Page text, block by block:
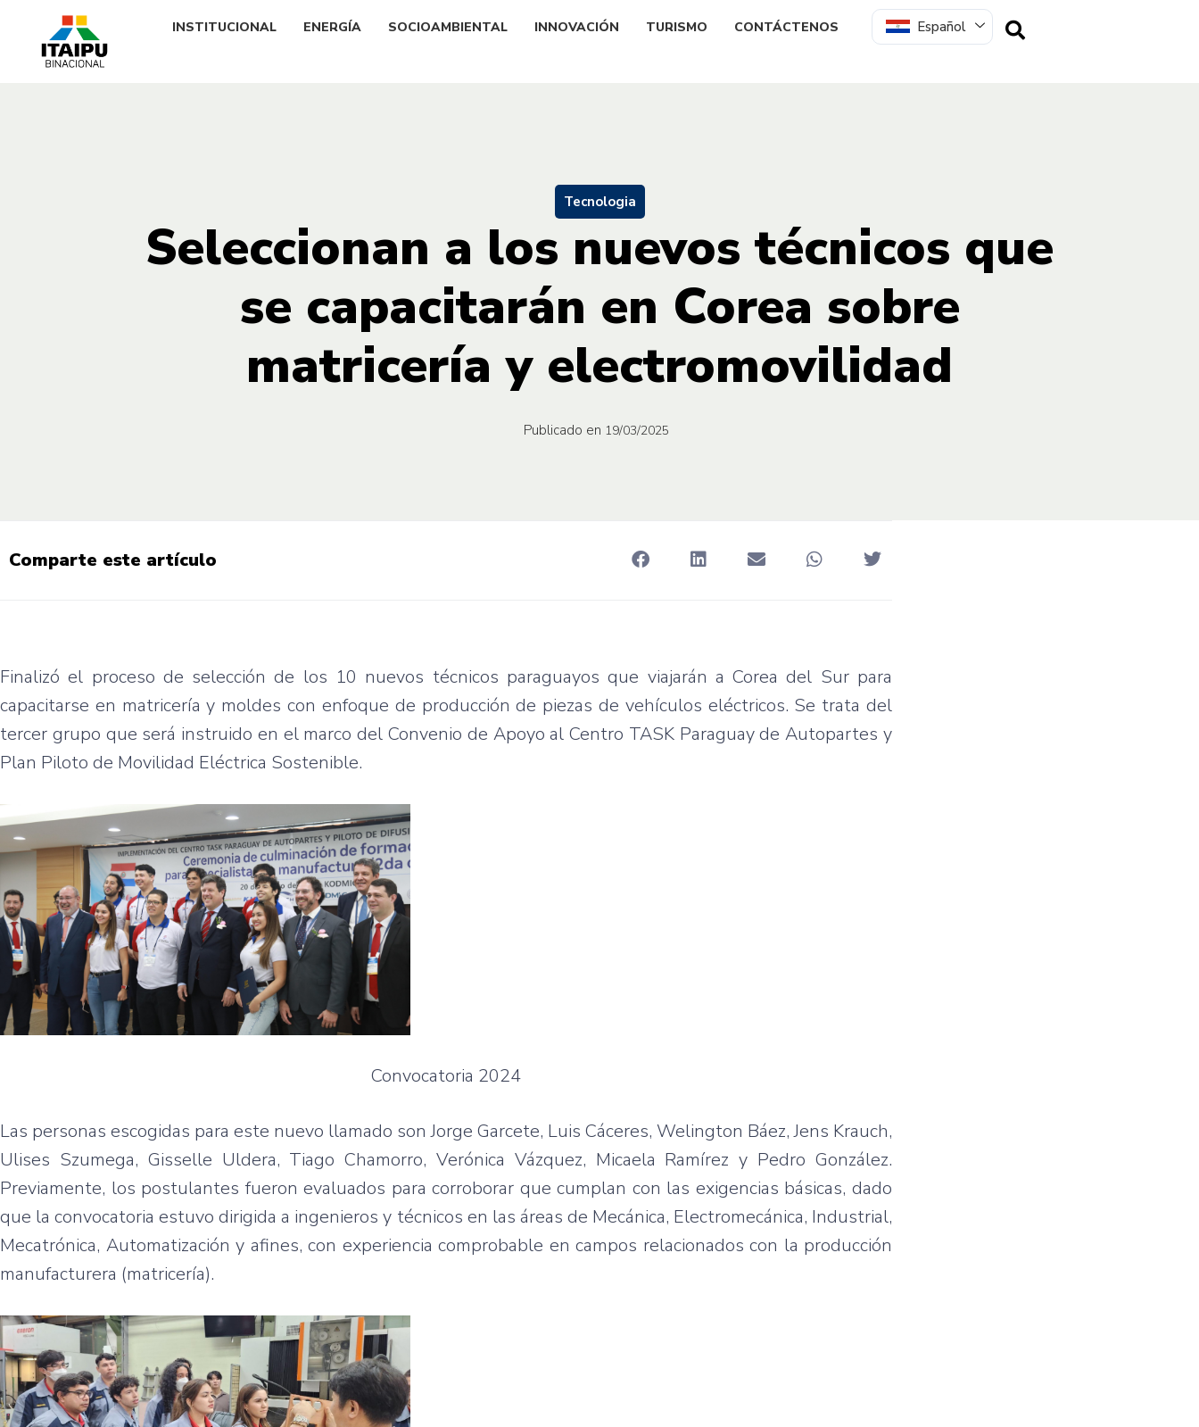
INSTITUCIONAL ENERGÍA SOCIOAMBIENTAL INNOVACIÓN TURISMO CONTÁCTENOS Español
Tecnologia
Seleccionan a los nuevos técnicos que
se capacitarán en Corea sobre
matricería y electromovilidad
Publicado en 19/03/2025
Comparte este artículo
Finalizó el proceso de selección de los 10 nuevos técnicos paraguayos que viajarán a Corea del Sur para
capacitarse en matricería y moldes con enfoque de producción de piezas de vehículos eléctricos. Se trata del
tercer grupo que será instruido en el marco del Convenio de Apoyo al Centro TASK Paraguay de Autopartes y
Plan Piloto de Movilidad Eléctrica Sostenible.
Convocatoria 2024
Las personas escogidas para este nuevo llamado son Jorge Garcete, Luis Cáceres, Welington Báez, Jens Krauch,
Ulises Szumega, Gisselle Uldera, Tiago Chamorro, Verónica Vázquez, Micaela Ramírez y Pedro González.
Previamente, los postulantes fueron evaluados para corroborar que cumplan con las exigencias básicas, dado
que la convocatoria estuvo dirigida a ingenieros y técnicos en las áreas de Mecánica, Electromecánica, Industrial,
Mecatrónica, Automatización y afines, con experiencia comprobable en campos relacionados con la producción
manufacturera (matricería).